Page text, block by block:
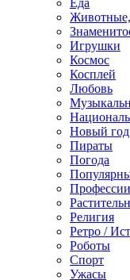
Еда
Игрушки
Космос
Косплей
Любовь
Новый год
Пираты
Погода
Профессии
Религия
Ретро /
Роботы
Спорт
Ужасы